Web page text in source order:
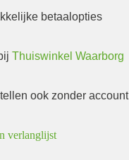
betaalopties
Thuiswinkel Waarborg
ook zonder account
verlanglijst